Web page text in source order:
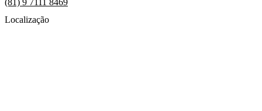
(81) 9 7111 8469
Localização